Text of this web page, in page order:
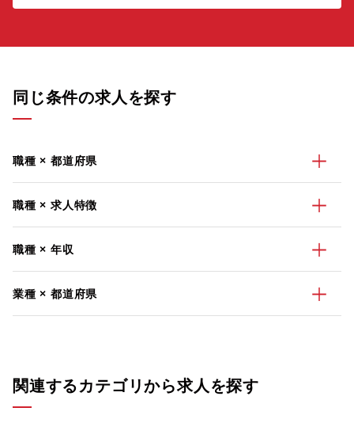
同じ条件の求人を探す
職種 × 都道府県
職種 × 求人特徴
職種 × 年収
業種 × 都道府県
関連するカテゴリから求人を探す